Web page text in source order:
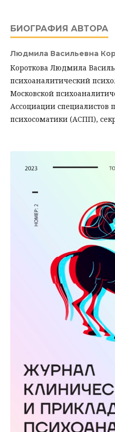
БИОГРАФИЯ АВТОРА
Людмила Васильевна
Короткова Людмила
психоаналитический
Московской
Ассоциации специалистов
психосоматики (АСПП),